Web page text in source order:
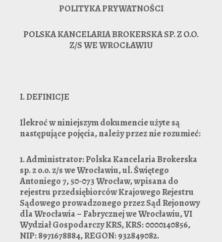
POLITYKA PRYWATNOŚCI
POLSKA KANCELARIA BROKERSKA SP. Z O.O.
Z/S WE WROCŁAWIU
I.DEFINICJE
Ilekroć w niniejszym dokumencie użyte są
następujące pojęcia, należy przez nie rozumieć:
1.Administrator: Polska Kancelaria Brokerska
sp. z o.o. z/s we Wrocławiu, ul. Świętego
Antoniego 7, 50-073 Wrocław, wpisana do
rejestru przedsiębiorców Krajowego Rejestru
Sądowego prowadzonego przez Sąd Rejonowy
dla Wrocławia – Fabrycznej we Wrocławiu, VI
Wydział Gospodarczy KRS, KRS: 0000140856,
NIP: 8971678884, REGON: 932849082.